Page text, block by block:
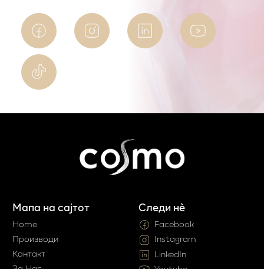
Мапа на сајтот
Home
Производи
Контакт
Следи нè
Facebook
Instagram
LinkedIn